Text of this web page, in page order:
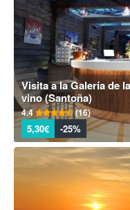
Visita a la Galería de
vino (Santoña)
4.4 (16)
5,30€ -25%